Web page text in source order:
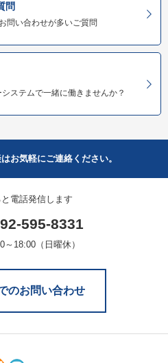
問
問い合わせが多いご質問
システムで一緒に働きませんか？
お気軽にご連絡ください。
電話発信します
595-8331
18:00（日曜休）
のお問い合わせ